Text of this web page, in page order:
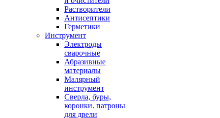
Растворители
Антисептики
Герметики
Инструмент
Электроды
сварочные
Абразивные
материалы
Малярный
инструмент
Сверла, буры,
коронки. патроны
для дрели